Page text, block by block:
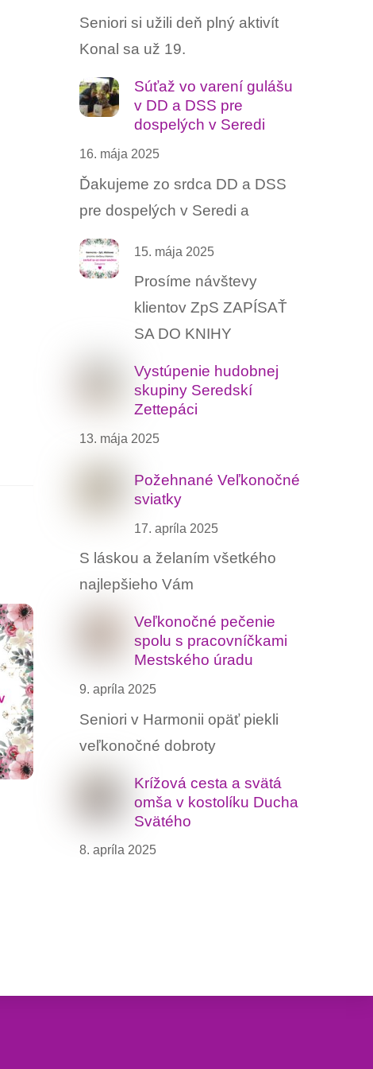
Seniori si užili deň plný aktivít
Konal sa už 19.
Súťaž vo varení gulášu ‍
v DD a DSS pre
dospelých v Seredi
16. mája 2025
Ďakujeme zo srdca DD a DSS
pre dospelých v Seredi a
15. mája 2025
Prosíme návštevy
klientov ZpS ZAPÍSAŤ
SA DO KNIHY
Vystúpenie hudobnej
skupiny Seredskí
Zettepáci
13. mája 2025
Požehnané Veľkonočné
sviatky
17. apríla 2025
S láskou a želaním všetkého
najlepšieho Vám
Veľkonočné pečenie
spolu s pracovníčkami
Mestského úradu
9. apríla 2025
Seniori v Harmonii opäť piekli
veľkonočné dobroty
Krížová cesta a svätá
omša v kostolíku Ducha
Svätého
8. apríla 2025